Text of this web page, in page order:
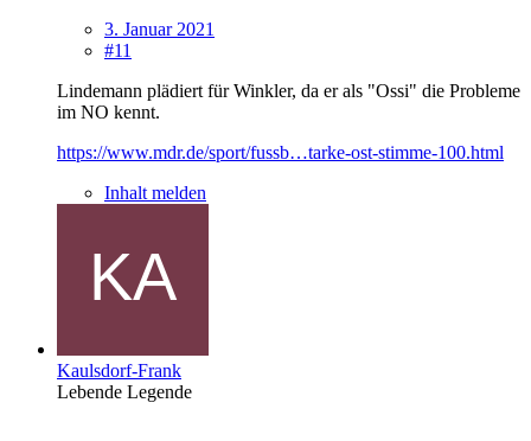
3. Januar 2021
#11
Lindemann plädiert für Winkler, da er als "Ossi" die Probleme
im NO kennt.
https://www.mdr.de/sport/fussb…tarke-ost-stimme-100.html
Inhalt melden
Kaulsdorf-Frank
Lebende Legende